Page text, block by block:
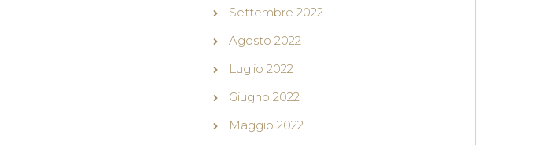
Settembre 2022
Agosto 2022
Luglio 2022
Giugno 2022
Maggio 2022